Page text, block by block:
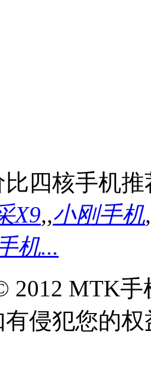
比四核手机推
X9,,小刚手机,
机...
2012 MTK
侵犯您的